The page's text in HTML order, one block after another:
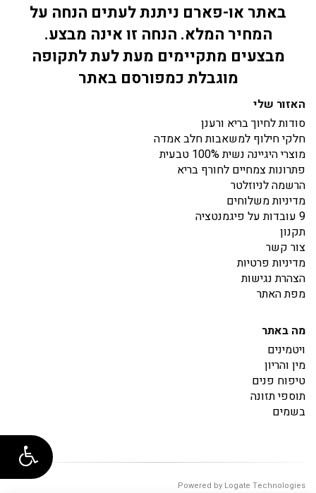
באתר או-פארם ניתנת לעתים הנחה על
המחיר המלא. הנחה זו אינה מבצע.
מבצעים מתקיימים מעת לעת לתקופה
מוגבלת כמפורסם באתר
האזור שלי
סודות לחיוך בריא ורענן
חלקי חילוף למשאבות חלב אמדה
מוצרי היגיינה נשית 100% טבעית
פתרונות צמחיים לחורף בריא
הרשמה לניוזלטר
מדיניות משלוחים
9 עובדות על פיגמנטציה
תקנון
צור קשר
מדיניות פרטיות
הצהרת נגישות
מפת האתר
מה באתר
ויטמינים
מין והריון
טיפוח פנים
תוספי תזונה
בשמים
Powered by Logate Technologies